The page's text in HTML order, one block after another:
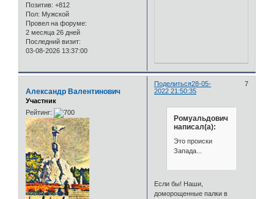
Позитив: +812
Пол: Мужской
Провел на форуме:
2 месяца 26 дней
Последний визит:
03-08-2026 13:37:00
Поделиться 7
28-05-
2022 21:50:35
Александр Валентинович
Участник
Рейтинг:
Ромуальдович
написал(а):
Это происки
Запада...
Если бы! Наши,
доморощенные палки в